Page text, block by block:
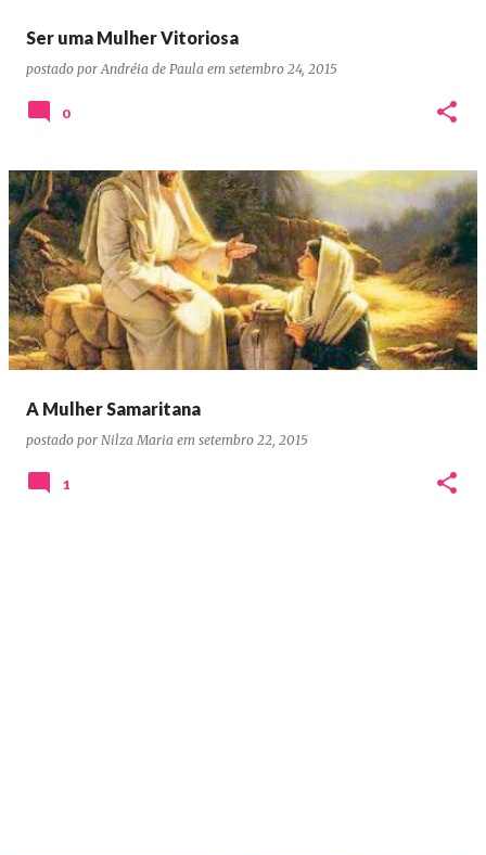
Ser uma Mulher Vitoriosa
postado por Andréia de Paula em setembro 24, 2015
0
A Mulher Samaritana
postado por Nilza Maria em setembro 22, 2015
1